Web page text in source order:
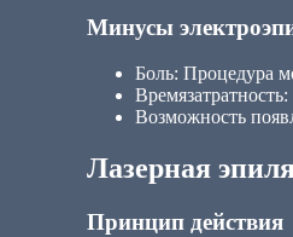
Минусы
Боль: Процедура
Возможность
Лазерная
Принцип действия